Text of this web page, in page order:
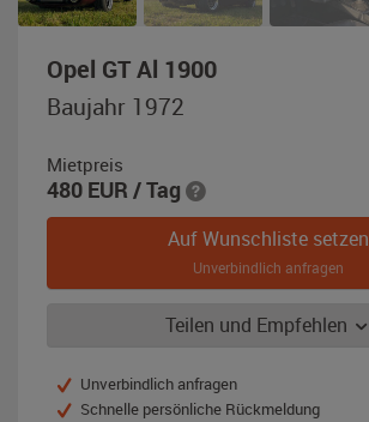
Opel GT Al 1900,
Baujahr 1972
Mietpreis
480 EUR / Tag
Auf Wunschliste setzen
Unverbindlich anfragen
Teilen und Empfehlen
Unverbindlich anfragen
Schnelle persönliche Rückmeldung